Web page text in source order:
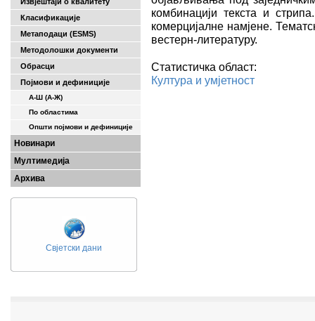
Класификације
Метаподаци (ESMS)
Методолошки документи
Обрасци
Појмови и дефиниције
А-Ш (A-Ж)
По областима
Општи појмови и дефиниције
Новинари
Мултимедија
Архива
Свјетски дани
комбинацији текста и
комерцијалне намјене.
вестерн-литературу.
Статистичка област:
Култура и умјетност